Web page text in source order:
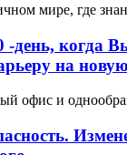
мире, где
-день, когда
на
офис и